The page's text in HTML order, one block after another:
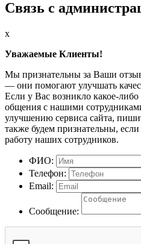
Связь с
x
Уважаемые Клиенты!
Мы признательны за Ваши
— они помогают улучшать
Если у Вас возникло какое-
общения с нашими
улучшению сервиса сайта,
также будем признательны,
работу наших сотрудников.
ФИО:
Телефон:
Email:
Сообщение: